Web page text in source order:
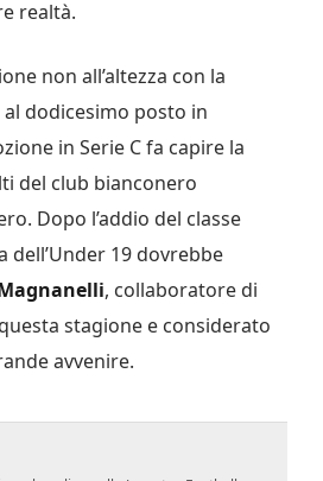
realtà.
non all’altezza con la
dodicesimo posto in
in Serie C fa capire la
del club bianconero
Dopo l’addio del classe
dell’Under 19 dovrebbe
, collaboratore di
stagione e considerato
avvenire.